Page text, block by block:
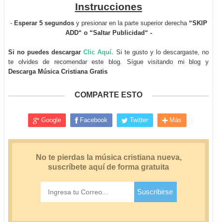
Instrucciones
- Esperar 5 segundosy presionar en la parte superior derecha “SKIP
ADD“ o “Saltar Publicidad“ -
Si no puedes descargarClic Aquí. Si te gusto y lo descargaste, no
te olvides de recomendar este blog. Sígue visitando mi blog y
Descarga Música Cristiana Gratis
COMPARTE ESTO
Google Facebook Twitter Más